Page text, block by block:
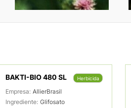
BAKTI-BIO 480 SL Herbicida
Empresa: AllierBrasil
Ingrediente: Glifosato